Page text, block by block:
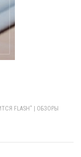
FLASH" | ОБЗОРЫ